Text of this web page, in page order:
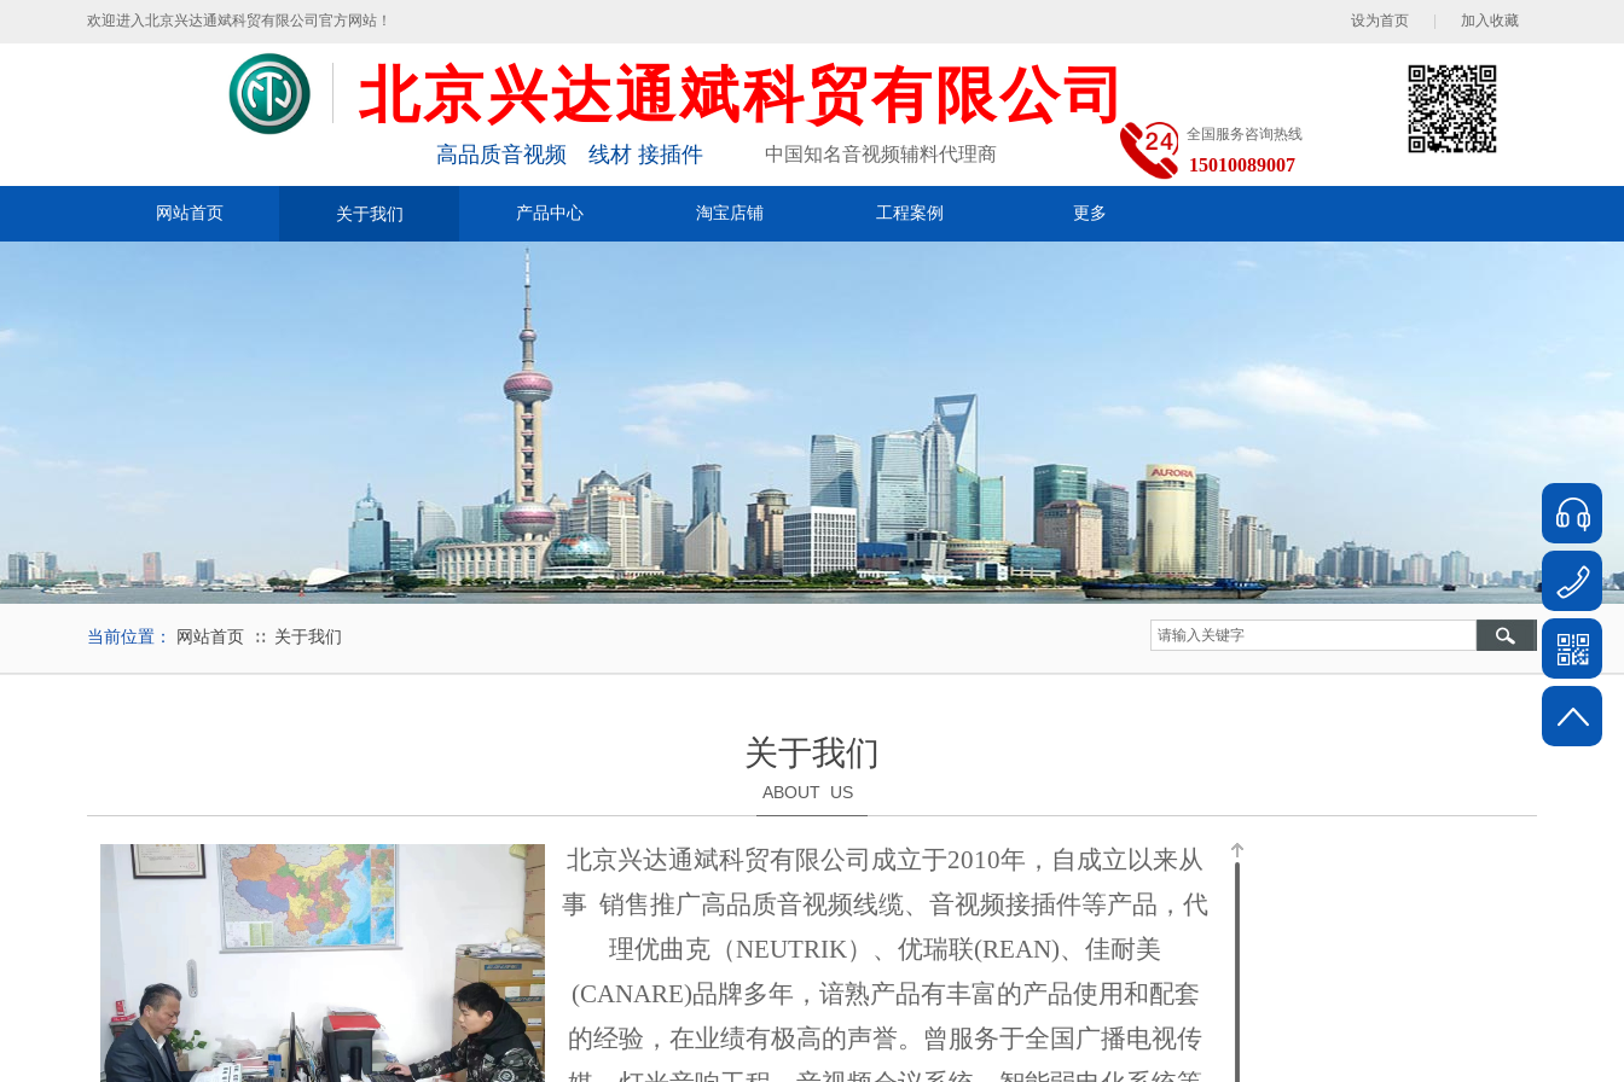
设为首页 加入收藏
欢迎进入北京兴达通斌科贸有限公司官方网站！
北京兴达通斌科贸有限公司
高品质音视频 线材 接插件 中国知名音视频辅料代理商
全国服务咨询热线
15010089007
网站首页 关于我们 产品中心 淘宝店铺 工程案例 更多
当前位置： 网站首页 ∷ 关于我们
关于我们
ABOUT US
北京兴达通斌科贸有限公司成立于2010年，自成立以来从
事 销售推广高品质音视频线缆、音视频接插件等产品，代
理优曲克（NEUTRIK）、优瑞联(REAN)、佳耐美
(CANARE)品牌多年，谙熟产品有丰富的产品使用和配套
的经验，在业绩有极高的声誉。曾服务于全国广播电视传